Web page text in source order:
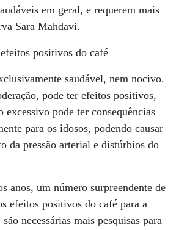
em geral, e requerem mais
Sara Mahdavi.
positivos do café
saudável, nem nocivo.
pode ter efeitos positivos,
excessivo pode ter consequências
para os idosos, podendo causar
da pressão arterial e distúrbios do
anos, um número surpreendente de
efeitos positivos do café para a
necessárias mais pesquisas para